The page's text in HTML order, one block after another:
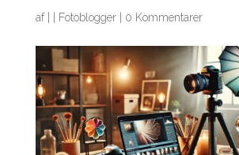
af Fotoblogger| 0 Kommentarer